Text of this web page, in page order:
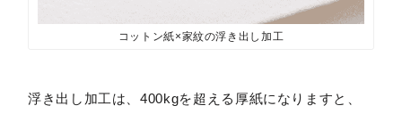
コットン紙×家紋の浮き出し加工
浮き出し加工は、400kgを超える厚紙になりますと、